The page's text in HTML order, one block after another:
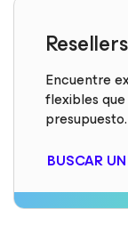
Encuentre
flexibles
presupuesto.
BUSCAR